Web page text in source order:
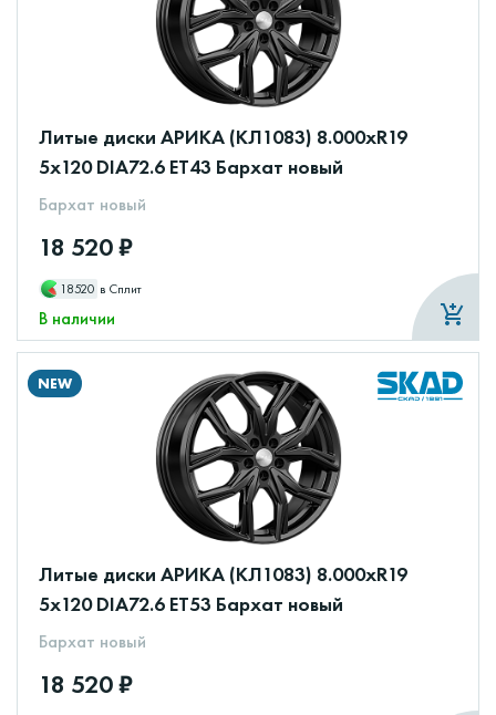
Литые диски АРИКА (КЛ1083) 8.000xR19
5x120 DIA72.6 ET43 Бархат новый
Бархат новый
18 520 ₽
18520 в Сплит
В наличии
NEW
Литые диски АРИКА (КЛ1083) 8.000xR19
5x120 DIA72.6 ET53 Бархат новый
Бархат новый
18 520 ₽